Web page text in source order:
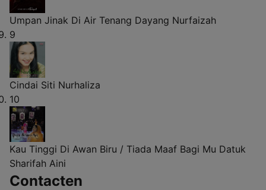
Umpan Jinak Di Air Tenang Dayang Nurfaizah
9
Cindai Siti Nurhaliza
10
Kau Tinggi Di Awan Biru / Tiada Maaf Bagi Mu Datuk
Sharifah Aini
Contacten